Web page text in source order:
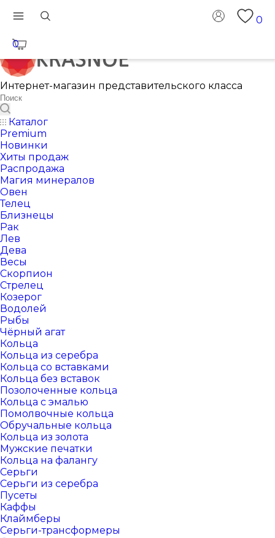
0
0
Интернет-магазин представительского класса
Каталог
Premium
Новинки
Хиты продаж
Распродажа
Магия минералов
Овен
Телец
Близнецы
Рак
Лев
Дева
Весы
Скорпион
Стрелец
Козерог
Водолей
Рыбы
Чёрный агат
Кольца
Кольца из серебра
Кольца со вставками
Кольца без вставок
Позолоченные кольца
Кольца с эмалью
Помолвочные кольца
Обручальные кольца
Кольца из золота
Мужские печатки
Кольца на фалангу
Серьги
Серьги из серебра
Пусеты
Каффы
Клаймберы
Серьги-трансформеры